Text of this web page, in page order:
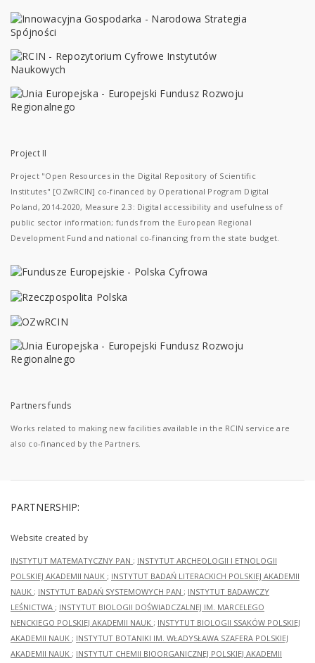
Project II
Project "Open Resources in the Digital Repository of Scientific
Institutes" [OZwRCIN] co-financed by Operational Program Digital
Poland, 2014-2020, Measure 2.3: Digital accessibility and usefulness of
public sector information; funds from the European Regional
Development Fund and national co-financing from the state budget.
Partners funds
Works related to making new facilities available in the RCIN service are
also co-financed by the Partners.
PARTNERSHIP:
Website created by
INSTYTUT MATEMATYCZNY PAN ; INSTYTUT ARCHEOLOGII I ETNOLOGII
POLSKIEJ AKADEMII NAUK ; INSTYTUT BADAŃ LITERACKICH POLSKIEJ AKADEMII
NAUK ; INSTYTUT BADAŃ SYSTEMOWYCH PAN ; INSTYTUT BADAWCZY
LEŚNICTWA ; INSTYTUT BIOLOGII DOŚWIADCZALNEJ IM. MARCELEGO
NENCKIEGO POLSKIEJ AKADEMII NAUK ; INSTYTUT BIOLOGII SSAKÓW POLSKIEJ
AKADEMII NAUK ; INSTYTUT BOTANIKI IM. WŁADYSŁAWA SZAFERA POLSKIEJ
AKADEMII NAUK ; INSTYTUT CHEMII BIOORGANICZNEJ POLSKIEJ AKADEMII